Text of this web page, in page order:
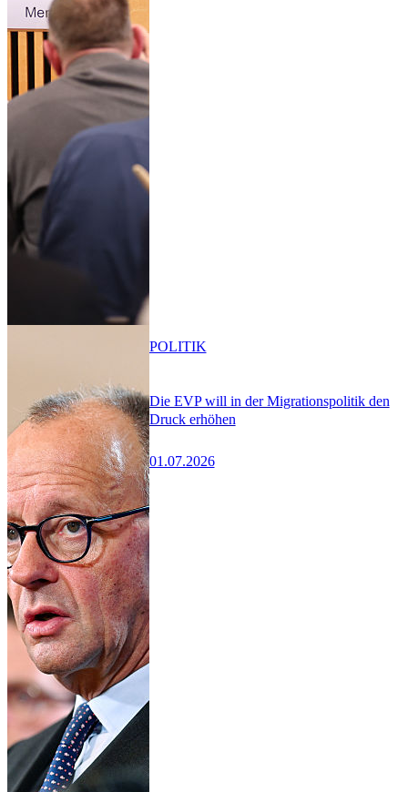
Die EVP will in der Migrationspolitik den
Druck erhöhen
01.07.2026
POLITIK